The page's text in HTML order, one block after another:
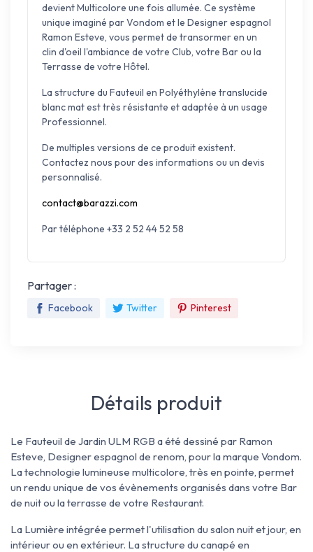
devient Multicolore une fois allumée. Ce système
unique imaginé par Vondom et le Designer espagnol
Ramon Esteve, vous permet de transormer en un
clin d'oeil l'ambiance de votre Club, votre Bar ou la
Terrasse de votre Hôtel.
La structure du Fauteuil en Polyéthylène translucide
blanc mat est très résistante et adaptée à un usage
Professionnel.
De multiples versions de ce produit existent.
Contactez nous pour des informations ou un devis
personnalisé.
contact@barazzi.com
Par téléphone +33 2 52 44 52 58
Partager :
Facebook Twitter Pinterest
Détails produit
Le Fauteuil de Jardin ULM RGB a été dessiné par Ramon
Esteve, Designer espagnol de renom, pour la marque Vondom.
La technologie lumineuse multicolore, très en pointe, permet
un rendu unique de vos évènements organisés dans votre Bar
de nuit ou la terrasse de votre Restaurant.
La Lumière intégrée permet l'utilisation du salon nuit et jour, en
intérieur ou en extérieur. La structure du canapé en